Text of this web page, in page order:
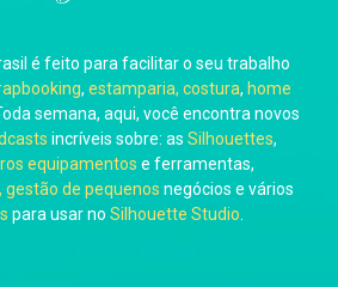
Pessoa
Mirthes
é feito para facilitar o seu trabalho
, estamparia, costura, home
semana, aqui, você encontra novos
incríveis sobre: as Silhouettes,
equipamentos e ferramentas,
de pequenos negócios e vários
para usar no Silhouette Studio